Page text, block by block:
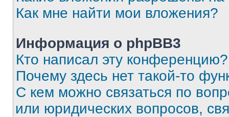
Как мне найти мои вложения?
Информация о phpBB3
Кто написал эту конференцию?
Почему здесь нет такой-то
С кем можно связаться по
или юридических вопросов,